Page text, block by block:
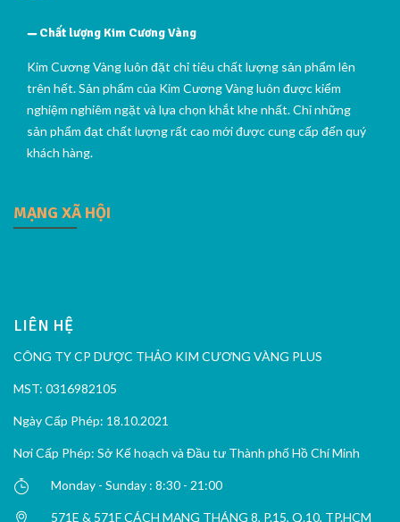
Chất lượng Kim Cương Vàng
Kim Cương Vàng luôn đặt chỉ tiêu chất lượng sản phẩm lên
trên hết. Sản phẩm của Kim Cương Vàng luôn được kiểm
nghiệm nghiêm ngặt và lựa chọn khắt khe nhất. Chỉ những
sản phẩm đạt chất lượng rất cao mới được cung cấp đến quý
khách hàng.
MẠNG XÃ HỘI
LIÊN HỆ
CÔNG TY CP DƯỢC THẢO KIM CƯƠNG VÀNG PLUS
MST: 0316982105
Ngày Cấp Phép: 18.10.2021
Nơi Cấp Phép: Sở Kế hoạch và Đầu tư Thành phố Hồ Chí Minh
Monday - Sunday : 8:30 - 21:00
571E & 571F CÁCH MẠNG THÁNG 8, P.15, Q.10, TP.HCM